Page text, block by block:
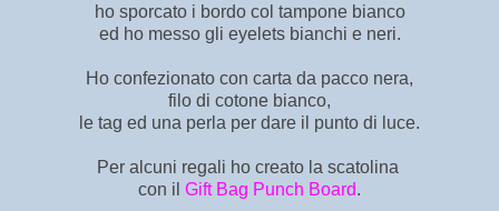
ho sporcato i bordo col tampone bianco
ed ho messo gli eyelets bianchi e neri.
Ho confezionato con carta da pacco nera,
filo di cotone bianco,
le tag ed una perla per dare il punto di luce.
Per alcuni regali ho creato la scatolina
con il Gift Bag Punch Board.